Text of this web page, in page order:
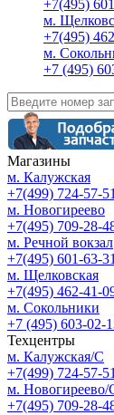
+7(495)
м.
+7(495)
м.
+7 (495)
Магазины
м. Калужская
+7(499) 724-57-51
м. Новогиреево
+7(495) 709-28-
м. Речной вокзал
+7(495) 601-63-31
м. Щелковская
+7(495) 462-41-
м. Сокольники
+7 (495) 603-02-
Техцентры
м. Калужская/С
+7(499) 724-57-51
м. Новогиреево/
+7(495) 709-28-